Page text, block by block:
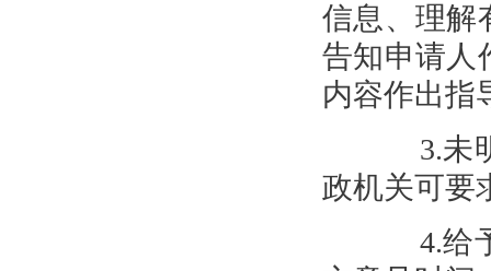
信息、理解
告知申请人
内容作出指
3.未明
政机关可要
4.给予